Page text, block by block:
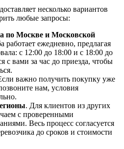
несколько вариантов
любые запросы:
по Москве и Московской
работает ежедневно, предлагая
с 12:00 до 18:00 и с 18:00 до
с вами за час до приезда, чтобы
важно получить покупку уже
нам, условия
. Для клиентов из других
с проверенными
Весь процесс согласуется
до сроков и стоимости